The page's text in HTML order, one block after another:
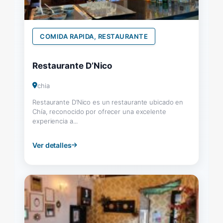
COMIDA RAPIDA, RESTAURANTE
Restaurante D’Nico
chia
Restaurante D’Nico es un restaurante ubicado en
Chía, reconocido por ofrecer una excelente
experiencia a...
Ver detalles